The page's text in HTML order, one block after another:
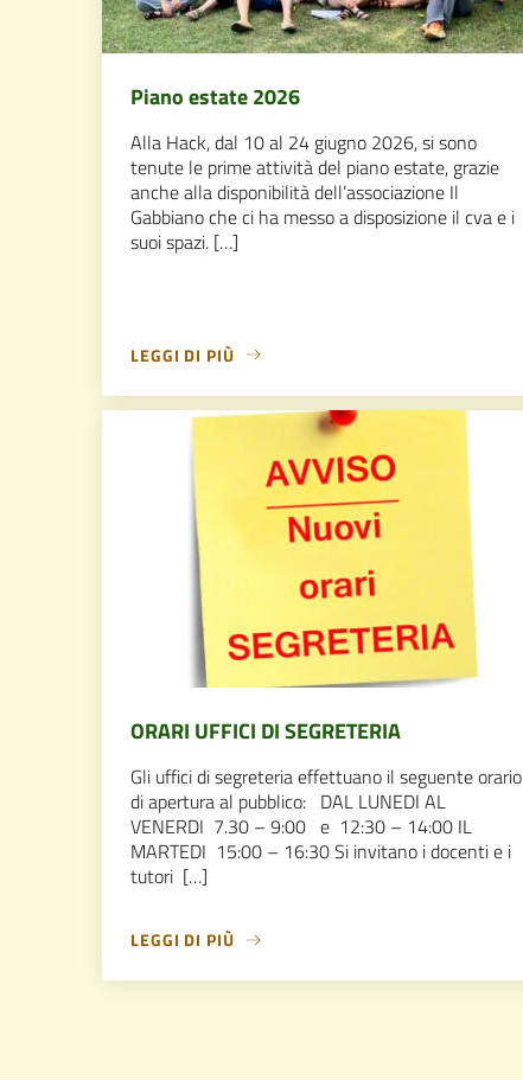
Piano estate 2026
Alla Hack, dal 10 al 24 giugno 2026, si sono
tenute le prime attività del piano estate, grazie
anche alla disponibilità dell’associazione Il
Gabbiano che ci ha messo a disposizione il cva e i
suoi spazi. […]
LEGGI DI PIÙ
ORARI UFFICI DI SEGRETERIA
Gli uffici di segreteria effettuano il seguente orario
di apertura al pubblico: DAL LUNEDI AL
VENERDI 7.30 – 9:00 e 12:30 – 14:00 IL
MARTEDI 15:00 – 16:30 Si invitano i docenti e i
tutori […]
LEGGI DI PIÙ